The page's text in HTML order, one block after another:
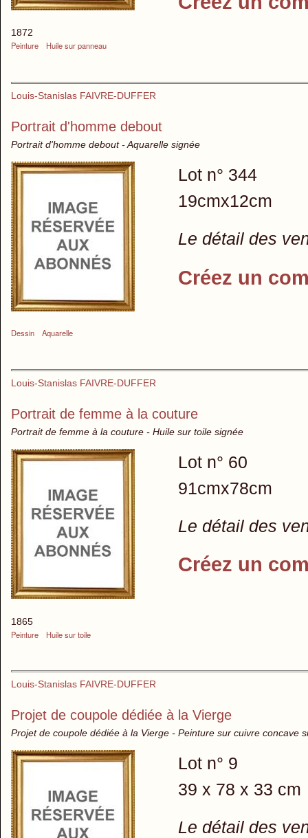
1872
Peinture
Huile sur panneau
Louis-Stanislas FAIVRE-DUFFER
Portrait d'homme debout
Portrait d'homme debout - Aquarelle signée
Dessin Aquarelle
Lot n° 344
19cmx12cm
Le détail des
Créez un
Louis-Stanislas FAIVRE-DUFFER
Portrait de femme à la couture
Portrait de femme à la couture - Huile sur toile signée
1865
Peinture
Huile sur toile
Lot n° 60
91cmx78cm
Le détail des
Créez un
Louis-Stanislas FAIVRE-DUFFER
Projet de coupole dédiée à la Vierge
Projet de coupole dédiée à la Vierge - Peinture sur cuivre concave
Lot n° 9
39 x 78 x 33 cm
Le détail des